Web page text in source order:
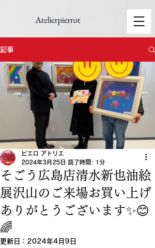
Atelierpierrot
記事
そごう広島店清水新也油絵
展沢山のご来場お買い上げ
ありがとうございます✨😊
🌈
ピエロ アトリエ
2024年3月25日 読了時間: 1分
更新日： 2024年4月9日